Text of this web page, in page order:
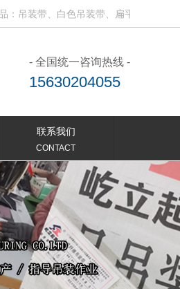
带、白色吊装带、扁平吊装带、电动
- 全国统一咨询热线 -
15630204055
联系我们
CONTACT